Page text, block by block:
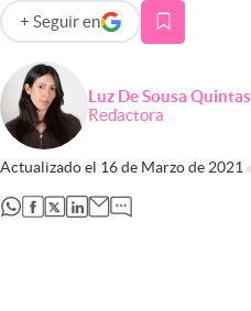
Luz De Sousa Quintas
Redactora
Actualizado el 16 de Marzo de 2021
+ Seguir en
abre en nueva pestaña
abre en nueva pestaña
abre en nueva pestaña
abre en nueva pestaña
abre en nueva pestaña